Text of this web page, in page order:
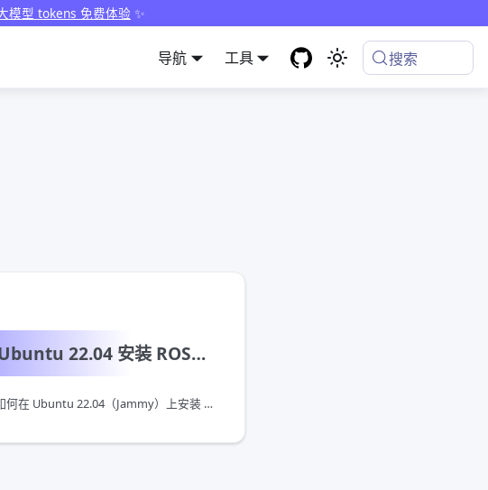
模型 tokens 免费体验 ✨
导航 工具 搜索
Ubuntu 22.04 安装 ROS2 Humble
本文介绍如何在 Ubuntu 22.04（Jammy）上安装 ROS 2 软件包，ROS 2 的版本是当前最新的 Humble Hawksbill。本教程适用于不同的 Ubuntu 发行版，以及 amd64 和 arm64 平台。例如，如果你想要在 Ubuntu 20.04 上安装 ROS 2，只需要将本教程中的 Humble 替换为 Foxy 即可。